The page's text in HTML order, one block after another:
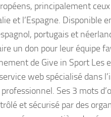
principalement
et l’Espagne. Disponible
portugais et
un don pour leur équipe
de Give in Sport Les
web spécialisé dans
Ses 3 mots
et sécurisé par des